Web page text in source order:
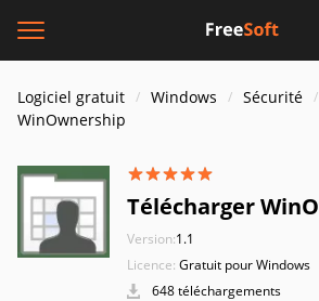
Logiciel gratuit Windows Sécurité
WinOwnership
Télécharger
Version:1.1
Licence: Gratuit pour Windows
648 téléchargements